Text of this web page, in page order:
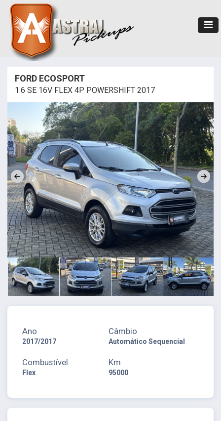
FORD ECOSPORT
1.6 SE 16V FLEX 4P POWERSHIFT 2017
Ano
2017/2017
Câmbio
Automático Sequencial
Combustível
Flex
Km
95000